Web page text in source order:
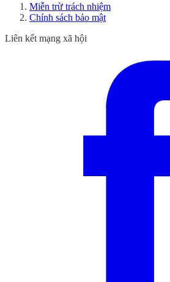
Miễn trừ trách nhiệm
Chính sách bảo mật
Liên kết mạng xã hội